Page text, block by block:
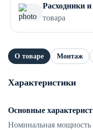
Расходники и
товара
О товаре Монтаж
Характеристики
Основные
Номинальная мощность